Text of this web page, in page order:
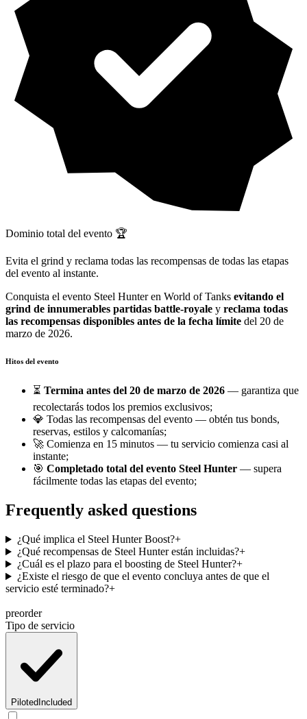
Dominio total del evento 🏆
Evita el grind y reclama todas las recompensas de todas las etapas
del evento al instante.
Conquista el evento Steel Hunter en World of Tanks evitando el
grind de innumerables partidas battle-royale y reclama todas
las recompensas disponibles antes de la fecha límite del 20 de
marzo de 2026.
Hitos del evento
⏳ Termina antes del 20 de marzo de 2026 — garantiza que
recolectarás todos los premios exclusivos;
💎 Todas las recompensas del evento — obtén tus bonds,
reservas, estilos y calcomanías;
🚀 Comienza en 15 minutos — tu servicio comienza casi al
instante;
🎯 Completado total del evento Steel Hunter — supera
fácilmente todas las etapas del evento;
Frequently asked questions
¿Qué implica el Steel Hunter Boost?+
¿Qué recompensas de Steel Hunter están incluidas?+
¿Cuál es el plazo para el boosting de Steel Hunter?+
¿Existe el riesgo de que el evento concluya antes de que el
servicio esté terminado?+
preorder
Tipo de servicio
Piloted Included